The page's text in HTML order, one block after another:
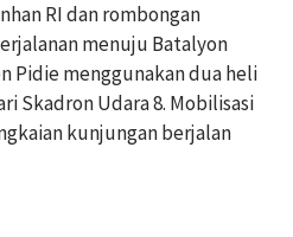
RI dan rombongan
menuju Batalyon
Pidie menggunakan dua heli
Skadron Udara 8. Mobilisasi
kunjungan berjalan